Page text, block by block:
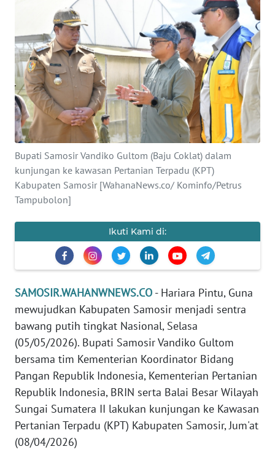
Bupati Samosir Vandiko Gultom (Baju Coklat) dalam
kunjungan ke kawasan Pertanian Terpadu (KPT)
Kabupaten Samosir [WahanaNews.co/ Kominfo/Petrus
Tampubolon]
Ikuti Kami di:
SAMOSIR.WAHANWNEWS.CO - Hariara Pintu, Guna
mewujudkan Kabupaten Samosir menjadi sentra
bawang putih tingkat Nasional, Selasa
(05/05/2026). Bupati Samosir Vandiko Gultom
bersama tim Kementerian Koordinator Bidang
Pangan Republik Indonesia, Kementerian Pertanian
Republik Indonesia, BRIN serta Balai Besar Wilayah
Sungai Sumatera II lakukan kunjungan ke Kawasan
Pertanian Terpadu (KPT) Kabupaten Samosir, Jum'at
(08/04/2026)
PEDOMAN
MEDIA
SIBER
REDAKSI
KARIR
DISCLAIMER
News
WN
JAKARTA
WN
BANTEN
WN